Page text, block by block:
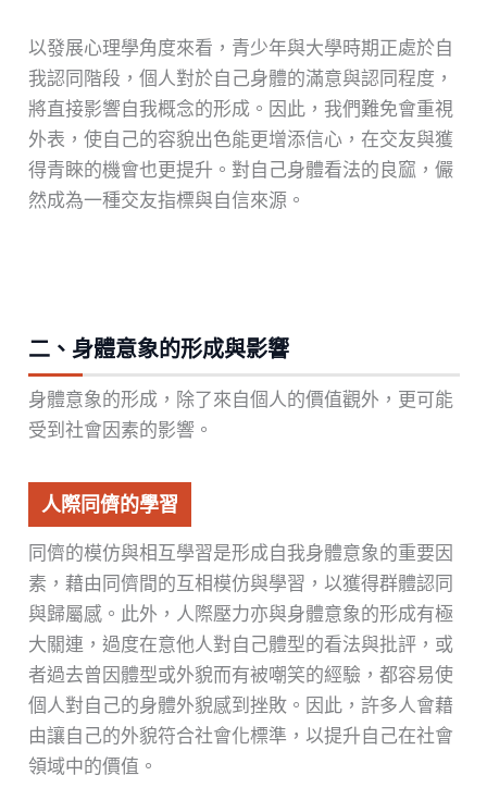
以發展心理學角度來看，青少年與大學時期正處於自
我認同階段，個人對於自己身體的滿意與認同程度，
將直接影響自我概念的形成。因此，我們難免會重視
外表，使自己的容貌出色能更增添信心，在交友與獲
得青睞的機會也更提升。對自己身體看法的良窳，儼
然成為一種交友指標與自信來源。
二、身體意象的形成與影響
身體意象的形成，除了來自個人的價值觀外，更可能
受到社會因素的影響。
人際同儕的學習
同儕的模仿與相互學習是形成自我身體意象的重要因
素，藉由同儕間的互相模仿與學習，以獲得群體認同
與歸屬感。此外，人際壓力亦與身體意象的形成有極
大關連，過度在意他人對自己體型的看法與批評，或
者過去曾因體型或外貌而有被嘲笑的經驗，都容易使
個人對自己的身體外貌感到挫敗。因此，許多人會藉
由讓自己的外貌符合社會化標準，以提升自己在社會
領域中的價值。